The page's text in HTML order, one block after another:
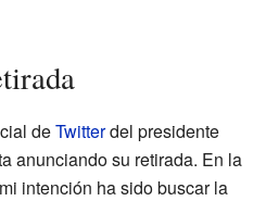
deTwitterdel presidente
anunciando su retirada. En la
intención ha sido buscar la